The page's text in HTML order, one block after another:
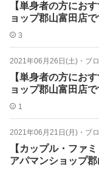
【単身者の方にお
ョップ郡山富田店で
3
2021年06月26日(土) ・ ブ
【単身者の方にお
ョップ郡山富田店で
1
2021年06月21日(月) ・ ブ
【カップル・ファ
アパマンショップ